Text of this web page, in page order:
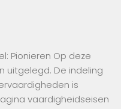
Pionieren Op deze
uitgelegd. De indeling
is
vaardigheidseisen